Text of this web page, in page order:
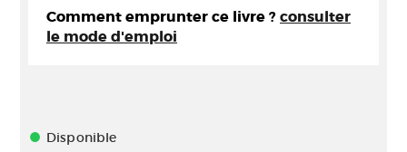
Comment emprunter ce livre ? consulter
le mode d'emploi
Disponible